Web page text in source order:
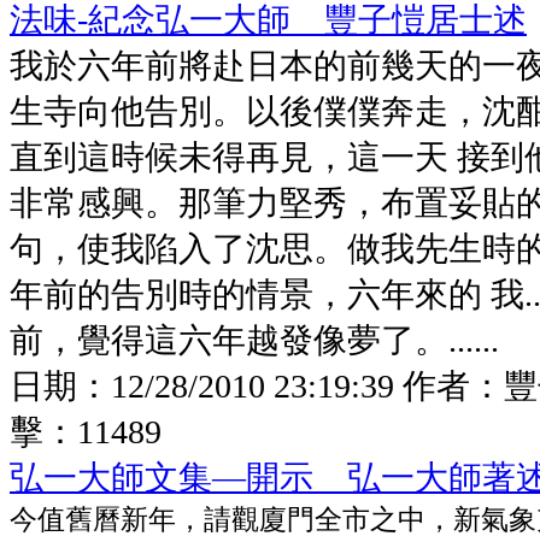
法味-紀念弘一大師 豐子愷居士述
我於六年前將赴日本的前幾天的一
生寺向他告別。以後僕僕奔走，沈
直到這時候未得再見，這一天 接到
非常感興。那筆力堅秀，布置妥貼
句，使我陷入了沈思。做我先生時
年前的告別時的情景，六年來的 我
前，覺得這六年越發像夢了。......
日期： 12/28/2010 23:19:39 作者：
擊： 11489
弘一大師文集—開示 弘一大師著
今值舊曆新年，請觀廈門全市之中，新氣